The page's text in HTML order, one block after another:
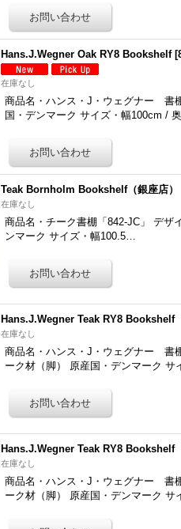
Hans.J.Wegner Oak RY8 Bookshelf [
在庫なし
商品名・ハンス・J・ウェグナー 書
国・デンマーク サイズ・幅100cm /
Teak Bornholm Bookshelf（銀座店）
在庫なし
商品名・チーク書棚「842-JC」 デザ
ンマーク サイズ・幅100.5…
Hans.J.Wegner Teak RY8 Bookshelf
在庫なし
商品名・ハンス・J・ウェグナー 書
ーク材（脚） 原産国・デンマーク
Hans.J.Wegner Teak RY8 Bookshelf
在庫なし
商品名・ハンス・J・ウェグナー 書
ーク材（脚） 原産国・デンマーク